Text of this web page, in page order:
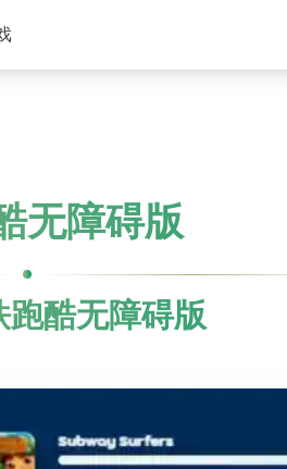
无障碍版
酷无障碍版